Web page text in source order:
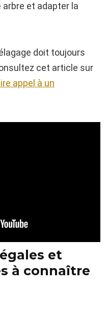
arbre et adapter la
doit toujours
cet article sur
appel à un
et
à connaître